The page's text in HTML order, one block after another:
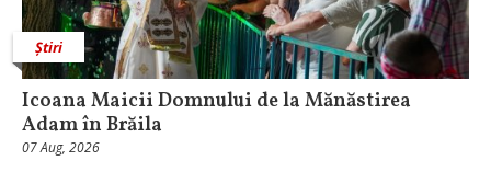
Știri
Icoana Maicii Domnului de la Mănăstirea
Adam în Brăila
07 Aug, 2026